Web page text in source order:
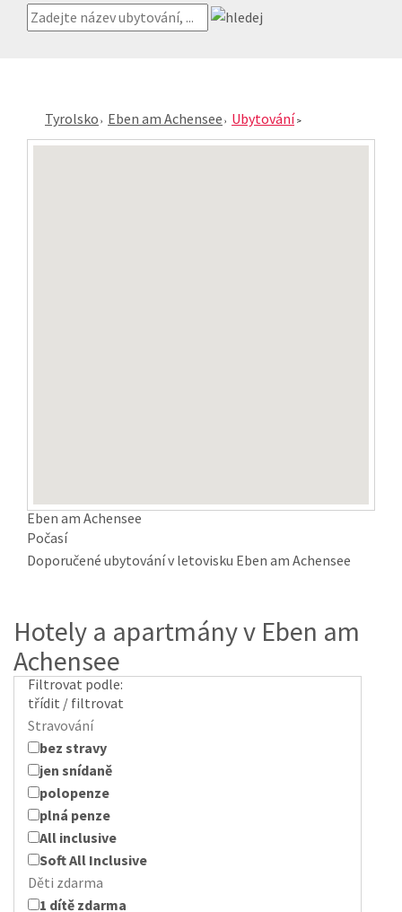
Tyrolsko Eben am Achensee Ubytování
Eben am Achensee
Počasí
Doporučené ubytování v letovisku Eben am Achensee
Hotely a apartmány v Eben am
Achensee
Filtrovat podle:
třídit / filtrovat
Stravování
bez stravy
jen snídaně
polopenze
plná penze
All inclusive
Soft All Inclusive
Děti zdarma
1 dítě zdarma